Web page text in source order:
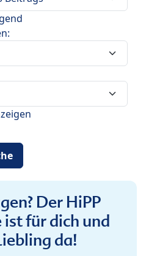
Der HiPP
für dich und
da!